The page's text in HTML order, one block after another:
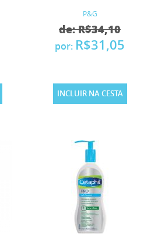
P&G
de: R$34,10
por: R$31,05
INCLUIR NA CESTA